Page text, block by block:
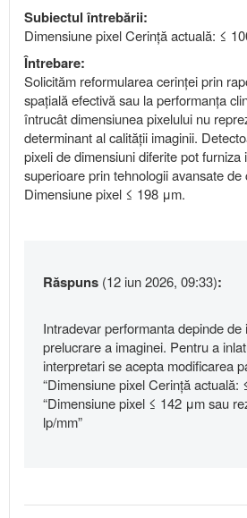
Subiectul întrebării:
Dimensiune pixel Cerință actuală: ≤
Întrebare:
Solicităm reformularea cerinței prin
spațială efectivă sau la performanța
întrucât dimensiunea pixelului nu
determinant al calității imaginii.
pixeli de dimensiuni diferite pot furniza
superioare prin tehnologii avansate
Dimensiune pixel ≤ 198 μm.
Răspuns (12 iun 2026, 09:33):
Intradevar performanta depinde de
prelucrare a imaginei. Pentru a
interpretari se acepta modificarea
“Dimensiune pixel Cerință actuală:
“Dimensiune pixel ≤ 142 μm sau
lp/mm”